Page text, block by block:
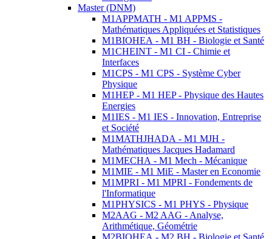
Master (DNM)
M1APPMATH - M1 APPMS -
Mathématiques Appliquées et Statistiques
M1BIOHEA - M1 BH - Biologie et Santé
M1CHEINT - M1 CI - Chimie et
Interfaces
M1CPS - M1 CPS - Système Cyber
Physique
M1HEP - M1 HEP - Physique des Hautes
Energies
M1IES - M1 IES - Innovation, Entreprise
et Société
M1MATHJHADA - M1 MJH -
Mathématiques Jacques Hadamard
M1MECHA - M1 Mech - Mécanique
M1MIE - M1 MiE - Master en Economie
M1MPRI - M1 MPRI - Fondements de
l'Informatique
M1PHYSICS - M1 PHYS - Physique
M2AAG - M2 AAG - Analyse,
Arithmétique, Géométrie
M2BIOHEA - M2 BH - Biologie et Santé